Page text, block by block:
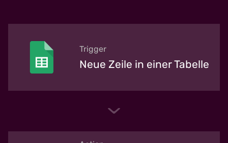
Trigger
Neue Zeile in einer Tabelle